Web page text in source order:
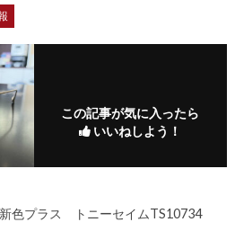
この記事が気に入ったら
いいねしよう！
色プラス トニーセイムTS10734